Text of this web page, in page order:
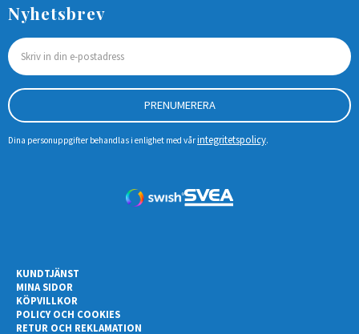
Nyhetsbrev
PRENUMERERA
Dina personuppgifter behandlas i enlighet med vårintegritetspolicy.
KUNDTJÄNST
MINA SIDOR
KÖPVILLKOR
POLICY OCH COOKIES
RETUR OCH REKLAMATION